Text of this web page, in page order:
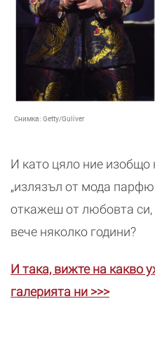
Снимка: Getty/Guliver
И като цяло ние изобщо
„излязъл от мода
откажеш от любовта
вече няколко години?
И така, вижте на какво
галерията ни >>>